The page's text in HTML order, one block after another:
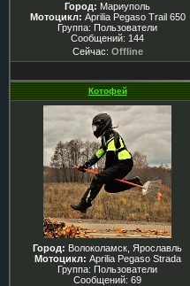
Город: Мариуполь
Мотоцикл: Aprilia Pegaso Trail 650
Группа: Пользователи
Сообщений: 144
Сейчас: Offline
Котофей
Город: Волоколамск, Ярославль
Мотоцикл: Aprilia Pegaso Strada
Группа: Пользователи
Сообщений: 69